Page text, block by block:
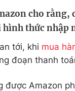
Làm đẹpcho rằng,
hình thức nhập
tới, khi mua
đoạn thanh
được Amazon